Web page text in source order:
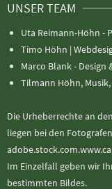
UNSER TEAM
Uta Reimann-Höhn -
Timo Höhn |
Marco Blank - Design
Tilmann Höhn, Musik,
Die Urheberrechte an
liegen bei den
Im Einzelfall geben wir
bestimmten Bildes.